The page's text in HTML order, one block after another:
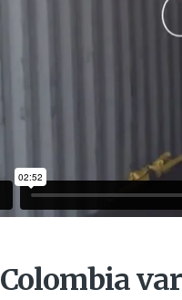
Colombia